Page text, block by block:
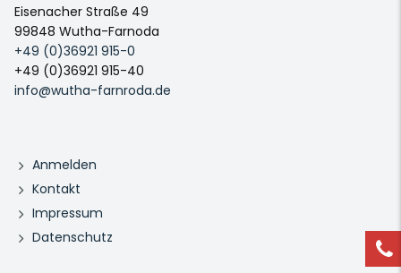
Eisenacher Straße 49
99848 Wutha-Farnoda
+49 (0)36921 915-0
+49 (0)36921 915-40
info@wutha-farnroda.de
Anmelden
Kontakt
Impressum
Datenschutz